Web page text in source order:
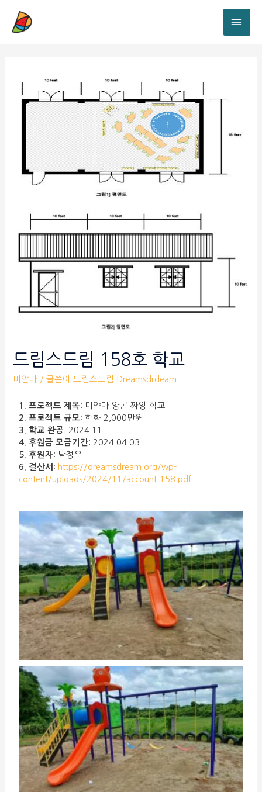
드림스드림 158호 학교
미얀마 / 글쓴이드림스드림 Dreamsdrdeam
1. 프로젝트 제목 : 미얀마 양곤 짜잉 학교
2. 프로젝트 규모 : 한화 2,000만원
3. 학교 완공 : 2024.11
4. 후원금 모금기간: 2024.04.03
5. 후원자 : 남정우
6. 결산서 : https://dreamsdream.org/wp-
content/uploads/2024/11/account-158.pdf